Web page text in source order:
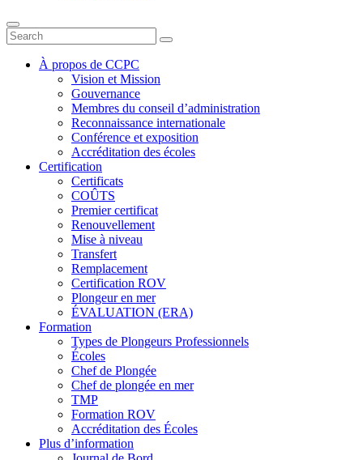
Toggle
navigation
À propos de CCPC
Vision et Mission
Gouvernance
Membres du conseil d’administration
Reconnaissance internationale
Conférence et exposition
Accréditation des écoles
Certification
Certificats
COÛTS
Premier certificat
Renouvellement
Mise à niveau
Transfert
Remplacement
Certification ROV
Plongeur en mer
ÉVALUATION (ERA)
Formation
Types de Plongeurs Professionnels
Écoles
Chef de Plongée
Chef de plongée en mer
TMP
Formation ROV
Accréditation des Écoles
Plus d’information